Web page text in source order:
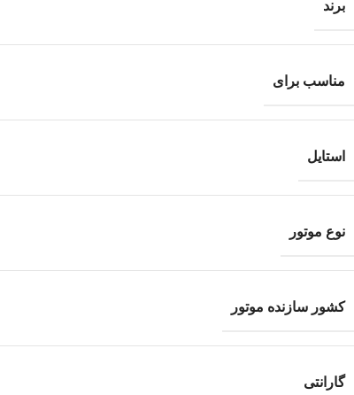
برند
مناسب برای
استایل
نوع موتور
کشور سازنده موتور
گارانتی